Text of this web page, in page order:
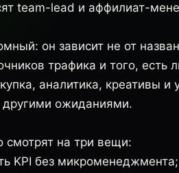
team-lead и аффилиат-
он зависит не от
трафика и того, есть
аналитика, креативы
ожиданиями.
на три вещи:
KPI без микроменеджмента;